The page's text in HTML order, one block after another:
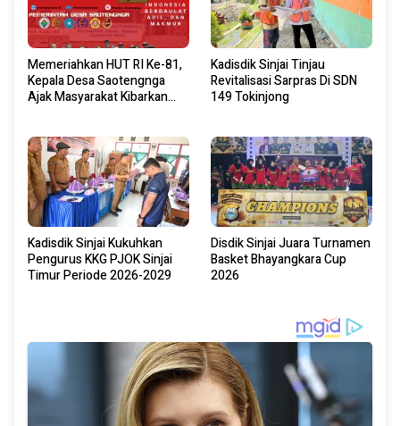
Memeriahkan HUT RI Ke-81,
Kepala Desa Saotengnga
Ajak Masyarakat Kibarkan
Kadisdik Sinjai Tinjau
Revitalisasi Sarpras Di SDN
149 Tokinjong
Kadisdik Sinjai Kukuhkan
Pengurus KKG PJOK Sinjai
Timur Periode 2026-2029
Disdik Sinjai Juara Turnamen
Basket Bhayangkara Cup
2026